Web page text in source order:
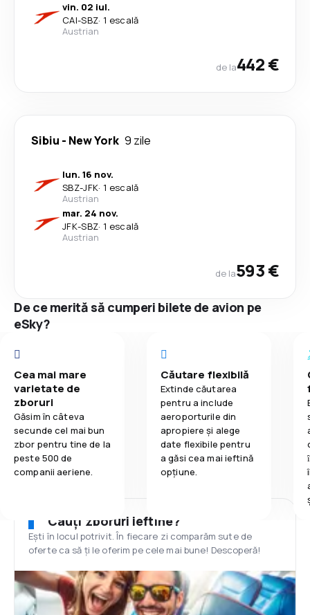
vin. 02 iul.
CAI-SBZ· 1 escală
Austrian
de la442 €
Sibiu - New York 9 zile
lun. 16 nov.
SBZ-JFK· 1 escală
Austrian
mar. 24 nov.
JFK-SBZ· 1 escală
Austrian
de la593 €
De ce merită să cumperi bilete de avion pe
eSky?
Cea mai mare
varietate de
zboruri
Găsim în câteva
secunde cel mai bun
zbor pentru tine de la
peste 500 de
companii aeriene.
Căutare flexibilă
Extinde căutarea
pentru a include
aeroporturile din
apropiere și alege
date flexibile pentru
a găsi cea mai ieftină
opțiune.
Cauți zboruri ieftine?
Ești în locul potrivit. În fiecare zi comparăm sute de
oferte ca să ți le oferim pe cele mai bune! Descoperă!